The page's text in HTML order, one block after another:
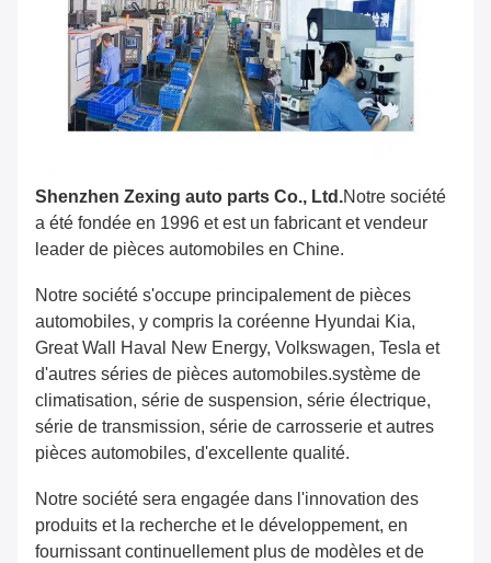
Shenzhen Zexing auto parts Co., Ltd.Notre société
a été fondée en 1996 et est un fabricant et vendeur
leader de pièces automobiles en Chine.
Notre société s'occupe principalement de pièces
automobiles, y compris la coréenne Hyundai Kia,
Great Wall Haval New Energy, Volkswagen, Tesla et
d'autres séries de pièces automobiles.système de
climatisation, série de suspension, série électrique,
série de transmission, série de carrosserie et autres
pièces automobiles, d'excellente qualité.
Notre société sera engagée dans l'innovation des
produits et la recherche et le développement, en
fournissant continuellement plus de modèles et de